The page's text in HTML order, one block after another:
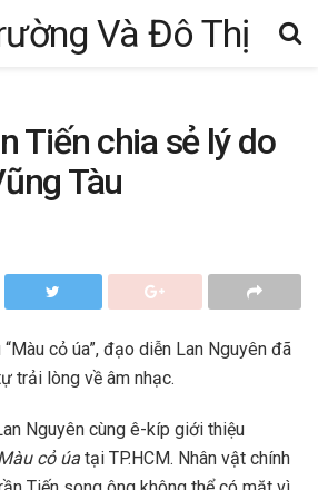
Tiến chia sẻ lý do
Tàu
cỏ úa”, đạo diễn Lan Nguyên đã
trải lòng về âm nhạc.
Nguyên cùng ê-kíp giới thiệu
cỏ úa tại TP.HCM. Nhân vật chính